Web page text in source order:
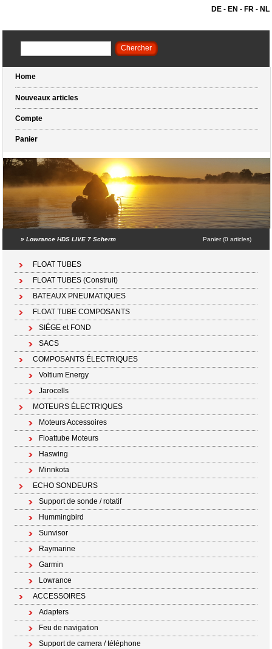
DE- EN - FR- NL
Home
Nouveaux articles
Compte
Panier
»Lowrance HDS LIVE 7 Scherm Panier (0 articles)
FLOAT TUBES
FLOAT TUBES (Construit)
BATEAUX PNEUMATIQUES
FLOAT TUBE COMPOSANTS
SIÉGE et FOND
SACS
COMPOSANTS ÉLECTRIQUES
Voltium Energy
Jarocells
MOTEURS ÉLECTRIQUES
Moteurs Accessoires
Floattube Moteurs
Haswing
Minnkota
ECHO SONDEURS
Support de sonde / rotatif
Hummingbird
Sunvisor
Raymarine
Garmin
Lowrance
ACCESSOIRES
Adapters
Feu de navigation
Support de camera / téléphone